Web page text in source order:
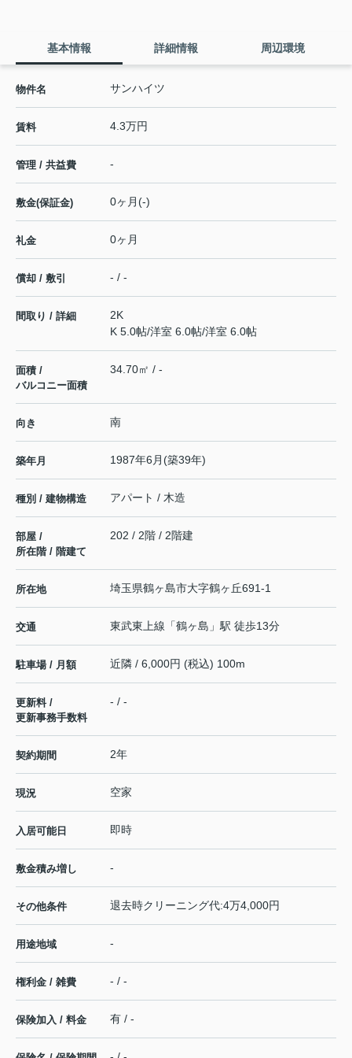
基本情報 詳細情報 周辺環境
物件名 サンハイツ
賃料 4.3万円
管理 / 共益費 -
敷金(保証金) 0ヶ月(-)
礼金 0ヶ月
償却 / 敷引 - / -
間取り / 詳細
2K
K 5.0帖/洋室 6.0帖/洋室 6.0帖
面積 /
バルコニー面積
34.70㎡ / -
向き 南
築年月 1987年6月(築39年)
種別 / 建物構造 アパート / 木造
部屋 /
所在階 / 階建て
202 / 2階 / 2階建
所在地 埼玉県鶴ヶ島市大字鶴ヶ丘691-1
交通 東武東上線 「鶴ヶ島 」駅 徒歩13分
駐車場 / 月額 近隣 / 6,000円 (税込) 100m
更新料 /
更新事務手数料
- / -
契約期間 2年
現況 空家
入居可能日 即時
敷金積み増し -
その他条件 退去時クリーニング代:4万4,000円
用途地域 -
権利金 / 雑費 - / -
保険加入 / 料金 有 / -